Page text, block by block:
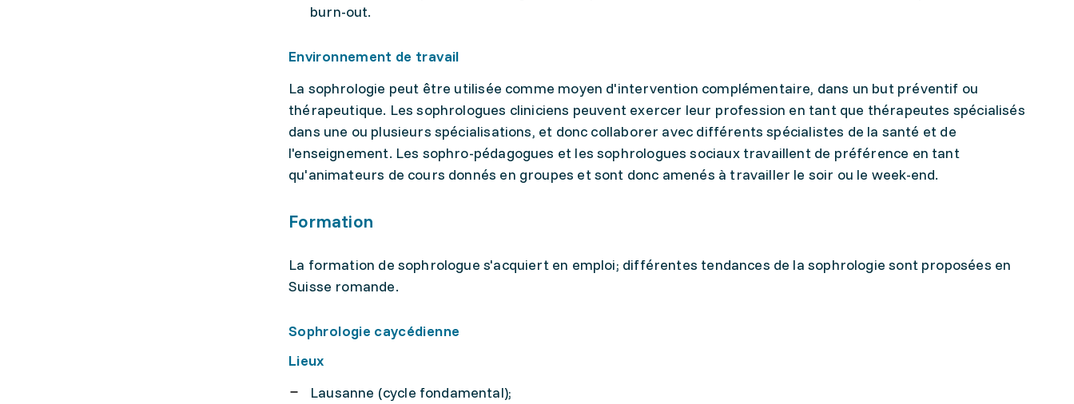
burn-out.
Environnement de travail
La sophrologie peut être utilisée comme moyen d'intervention complémentaire, dans un but préventif ou
thérapeutique. Les sophrologues cliniciens peuvent exercer leur profession en tant que thérapeutes spécialisés
dans une ou plusieurs spécialisations, et donc collaborer avec différents spécialistes de la santé et de
l'enseignement. Les sophro-pédagogues et les sophrologues sociaux travaillent de préférence en tant
qu'animateurs de cours donnés en groupes et sont donc amenés à travailler le soir ou le week-end.
Formation
La formation de sophrologue s'acquiert en emploi; différentes tendances de la sophrologie sont proposées en
Suisse romande.
Sophrologie caycédienne
Lieux
Lausanne (cycle fondamental);